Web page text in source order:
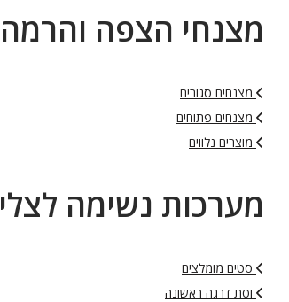
מצנחי הצפה והרמה
מצנחים סגורים
מצנחים פתוחים
מוצרים נלווים
מערכות נשימה
סטים מומלצים
וסת דרגה ראשונה